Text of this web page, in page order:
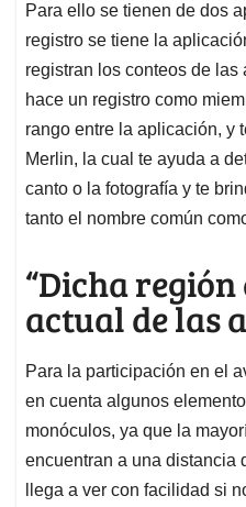
Para ello se tienen de dos
registro se tiene la
registran los conteos de las
hace un registro como
rango entre la aplicación, y
Merlin, la cual te ayuda a
canto o la fotografía y te
tanto el nombre común
“Dicha
actual de las
Para la participación en el
en cuenta algunos
monóculos, ya que la
encuentran a una distancia
llega a ver con facilidad si